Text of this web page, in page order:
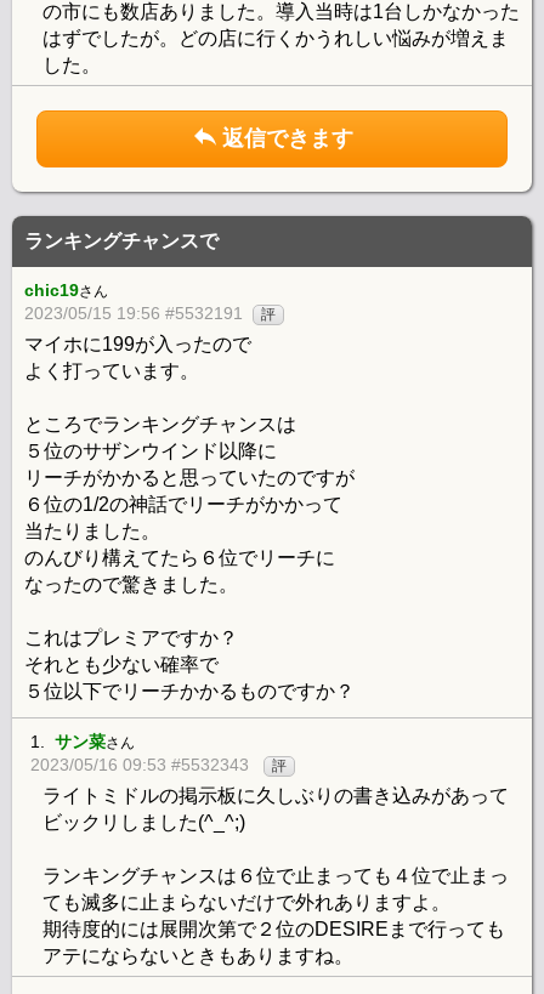
の市にも数店ありました。導入当時は1台しかなかった
はずでしたが。どの店に行くかうれしい悩みが増えま
した。
返信できます
ランキングチャンスで
chic19さん
2023/05/15 19:56 #5532191 評
マイホに199が入ったので
よく打っています。
ところでランキングチャンスは
５位のサザンウインド以降に
リーチがかかると思っていたのですが
６位の1/2の神話でリーチがかかって
当たりました。
のんびり構えてたら６位でリーチに
なったので驚きました。
これはプレミアですか？
それとも少ない確率で
５位以下でリーチかかるものですか？
1. サン菜さん
2023/05/16 09:53 #5532343 評
ライトミドルの掲示板に久しぶりの書き込みがあって
ビックリしました(^_^;)
ランキングチャンスは６位で止まっても４位で止まっ
ても滅多に止まらないだけで外れありますよ。
期待度的には展開次第で２位のDESIREまで行っても
アテにならないときもありますね。